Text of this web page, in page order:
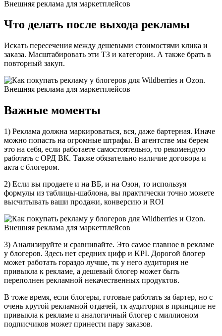
Что делать после выхода рекламы
Искать пересечения между дешевыми стоимостями клика и
заказа. Масштабировать эти ТЗ и категории. А также брать в
повторный закуп.
Важные моменты
1) Реклама должна маркироваться, вся, даже бартерная. Иначе
можно попасть на огромные штрафы. В агентстве мы берем
это на себя, если работаете самостоятельно, то рекомендую
работать с ОРД ВК. Также обязательно наличие договора и
акта с блогером.
2) Если вы продаете и на ВБ, и на Озон, то используя
формулы из таблицы-шаблона, вы практически точно можете
высчитывать ваши продажи, конверсию и ROI
3) Анализируйте и сравнивайте. Это самое главное в рекламе
у блогеров. Здесь нет средних цифр и KPI. Дорогой блогер
может работать гораздо лучше, тк у него аудитория не
привыкла к рекламе, а дешевый блогер может быть
переполнен рекламной некачественных продуктов.
В тоже время, если блогеры, готовые работать за бартер, но с
очень крутой рекламной отдачей, тк аудитория в принципе не
привыкла к рекламе и аналогичный блогер с миллионом
подписчиков может принести пару заказов.